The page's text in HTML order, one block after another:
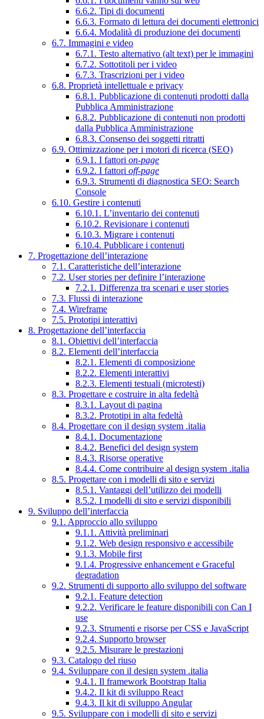
6.6.2. Tipi di documenti
6.6.3. Formato di lettura dei documenti elettronici
6.6.4. Modalità di produzione dei documenti
6.7. Immagini e video
6.7.1. Testo alternativo (alt text) per le immagini
6.7.2. Sottotitoli per i video
6.7.3. Trascrizioni per i video
6.8. Proprietà intellettuale e privacy
6.8.1. Pubblicazione di contenuti prodotti dalla
Pubblica Amministrazione
6.8.2. Pubblicazione di contenuti non prodotti
dalla Pubblica Amministrazione
6.8.3. Consenso dei soggetti ritratti
6.9. Ottimizzazione per i motori di ricerca (SEO)
6.9.1. I fattori on-page
6.9.2. I fattori off-page
6.9.3. Strumenti di diagnostica SEO: Search
Console
6.10. Gestire i contenuti
6.10.1. L’inventario dei contenuti
6.10.2. Revisionare i contenuti
6.10.3. Migrare i contenuti
6.10.4. Pubblicare i contenuti
7. Progettazione dell’interazione
7.1. Caratteristiche dell’interazione
7.2. User stories per definire l’interazione
7.2.1. Differenza tra scenari e user stories
7.3. Flussi di interazione
7.4. Wireframe
7.5. Prototipi interattivi
8. Progettazione dell’interfaccia
8.1. Obiettivi dell’interfaccia
8.2. Elementi dell’interfaccia
8.2.1. Elementi di composizione
8.2.2. Elementi interattivi
8.2.3. Elementi testuali (microtesti)
8.3. Progettare e costruire in alta fedeltà
8.3.1. Layout di pagina
8.3.2. Prototipi in alta fedeltà
8.4. Progettare con il design system .italia
8.4.1. Documentazione
8.4.2. Benefici del design system
8.4.3. Risorse operative
8.4.4. Come contribuire al design system .italia
8.5. Progettare con i modelli di sito e servizi
8.5.1. Vantaggi dell’utilizzo dei modelli
8.5.2. I modelli di sito e servizi disponibili
9. Sviluppo dell’interfaccia
9.1. Approccio allo sviluppo
9.1.1. Attività preliminari
9.1.2. Web design responsivo e accessibile
9.1.3. Mobile first
9.1.4. Progressive enhancement e Graceful
degradation
9.2. Strumenti di supporto allo sviluppo del software
9.2.1. Feature detection
9.2.2. Verificare le feature disponibili con Can I
use
9.2.3. Strumenti e risorse per CSS e JavaScript
9.2.4. Supporto browser
9.2.5. Misurare le prestazioni
9.3. Catalogo del riuso
9.4. Sviluppare con il design system .italia
9.4.1. Il framework Bootstrap Italia
9.4.2. Il kit di sviluppo React
9.4.3. Il kit di sviluppo Angular
9.5. Sviluppare con i modelli di sito e servizi